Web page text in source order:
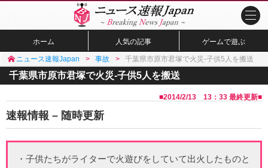
ホーム 人気の記事 ゲームで遊ぶ
ニュース速報Japan 事故 千葉県市原市君塚で火災-子供5人を搬送
千葉県市原市君塚で火災-子供5人を搬送
■2014/2/13 13：33 最終更新■
速報情報 – 随時更新
・子供たちがライターで火遊びをしていて出火したものと